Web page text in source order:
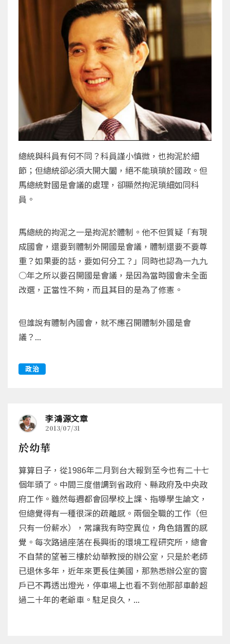
總統與科員有何不同？科員謹小慎微，也拘泥於細
節；但總統卻必須大開大闔，絕不能瑣瑣於國政。但
馬總統對國是會議的處理，卻顯然拘泥瑣細如同科
員。
馬總統的拘泥之一是拘泥於體制。他不但質疑「有現
成國會，還要到體制外開國是會議，體制還要不要尊
重？如果要的話，要如何分工？」同時也認為一九九
○年之所以要召開國是會議，是因為當時國會未全面
改選，正當性不夠，而且其目的是為了修憲。
但誰說有體制內國會，就不應召開體制外國是會
議？...
政治
李鴻源文章
2013/07/31
於幼華
算算日子，從1986年二月到台大報到至今也有二十七
個年頭了。中間三度借調到省政府、縣政府及中央政
府工作。雖然每週都會回學校上課、指導學生論文，
但總覺得有一種很深的疏離感。兩個全職的工作（但
只有一份薪水），常讓我有時空異位，角色錯置的感
覺。每次路過座落在長興街的環境工程研究所，總會
不自禁的望著三樓於幼華教授的辦公室，只是於老師
已退休多年，近年來更長住美國，那熟悉辦公室的窗
戶已不再透出燈光，停車場上也看不到他那部車齡超
過二十年的老爺車。駐足良久，...